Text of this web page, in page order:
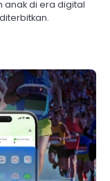
anak di era digital